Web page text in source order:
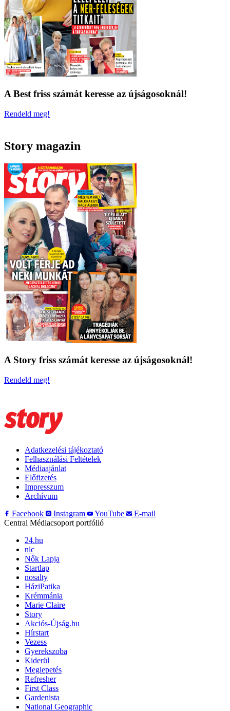
A Best friss számát keresse az újságosoknál!
Rendeld meg!
Story magazin
A Story friss számát keresse az újságosoknál!
Rendeld meg!
Adatkezelési tájékoztató
Felhasználási Feltételek
Médiaajánlat
Előfizetés
Impresszum
Archívum
Facebook
Instagram YouTube
E-mail
Central Médiacsoport portfólió
24.hu
nlc
Nők Lapja
Startlap
nosalty
HáziPatika
Krémmánia
Marie Claire
Story
Akciós-Újság.hu
Hírstart
Vezess
Gyerekszoba
Kiderül
Meglepetés
Refresher
First Class
Gardenista
National Geographic